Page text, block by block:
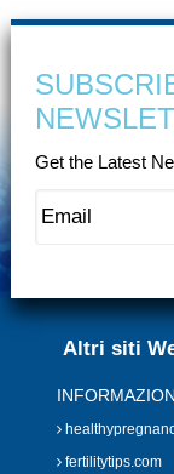
Get the Latest
Altri siti
fertilitytips.com